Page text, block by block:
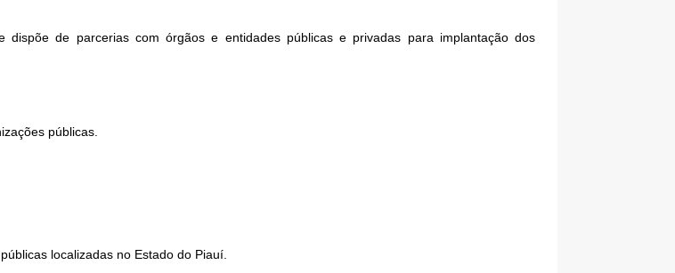
dispõe de parcerias com órgãos e entidades públicas e privadas para implantação dos
públicas.
localizadas no Estado do Piauí.